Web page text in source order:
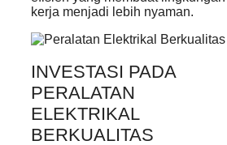
kerja menjadi lebih nyaman.
INVESTASI PADA
PERALATAN
ELEKTRIKAL
BERKUALITAS